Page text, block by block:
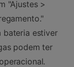
"Ajustes >
bateria estiver
podem ter